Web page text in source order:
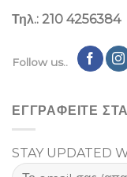
Τηλ.: 210 4256384
Follow us..
ΕΓΓΡΑΦΕΙΤΕ
STAY UPDATED